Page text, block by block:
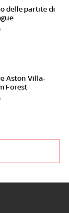
delle partite di
Aston Villa-
Forest